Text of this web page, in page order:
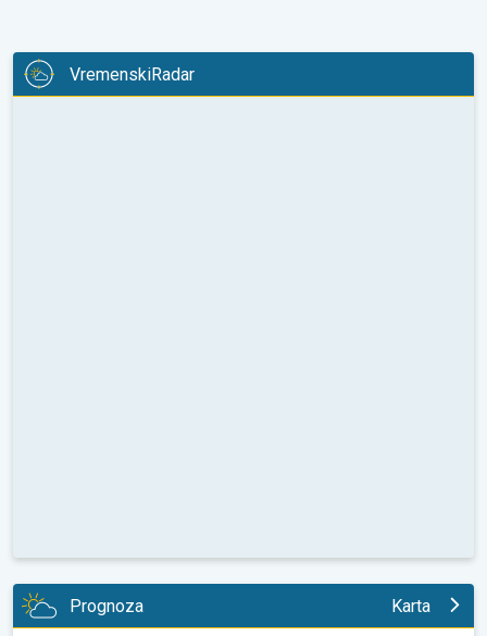
VremenskiRadar
Prognoza Karta